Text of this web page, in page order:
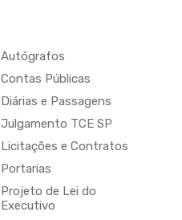
Autógrafos
Contas Públicas
Diárias e Passagens
Julgamento TCE SP
Licitações e Contratos
Portarias
Projeto de Lei do
Executivo